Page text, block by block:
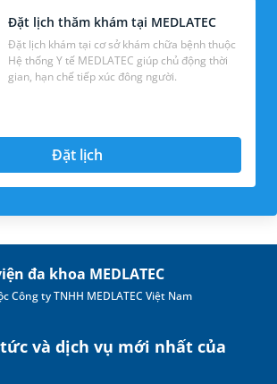
Đặt lịch thăm khám tại MEDLATEC
Đặt lịch khám tại cơ sở khám chữa bệnh thuộc
Hệ thống Y tế MEDLATEC giúp chủ động thời
gian, hạn chế tiếp xúc đông người.
Đặt lịch
đa khoa MEDLATEC
Công ty TNHH MEDLATEC Việt Nam
và dịch vụ mới nhất của